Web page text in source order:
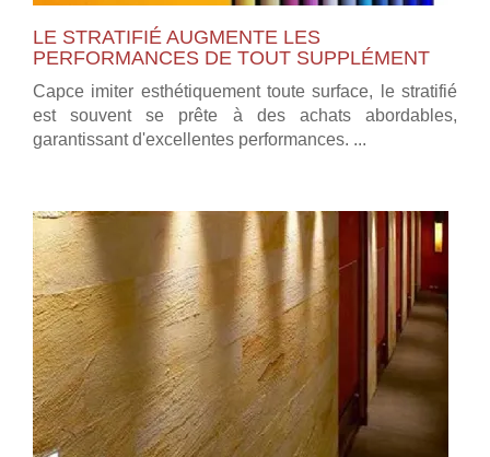
LE STRATIFIÉ AUGMENTE LES
PERFORMANCES DE TOUT SUPPLÉMENT
Capce imiter esthétiquement toute surface, le stratifié
est souvent se prête à des achats abordables,
garantissant d'excellentes performances. ...